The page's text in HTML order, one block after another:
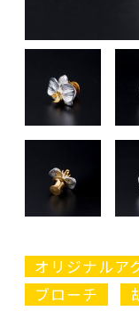
オリジナルア
ブローチ